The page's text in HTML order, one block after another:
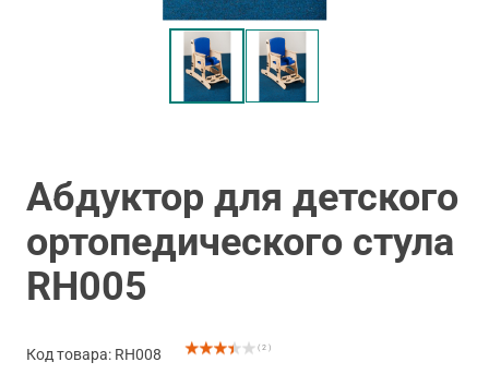
Абдуктор для детского
ортопедического стула
RH005
Код товара: RH008 ( 2 )